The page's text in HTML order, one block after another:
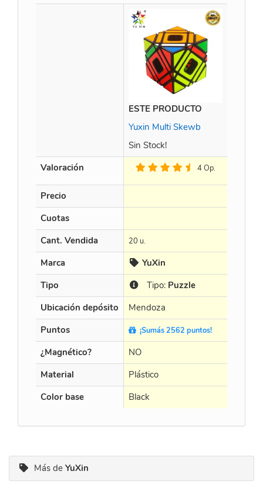
ESTE PRODUCTO
Yuxin Multi Skewb
Sin Stock!
Valoración 4 Op.
Precio
Cuotas
Cant. Vendida 20 u.
Marca YuXin
Tipo
Tipo: Puzzle
Ubicación depósito
Mendoza
Puntos
¡Sumás 2562 puntos!
¿Magnético? NO
Material
Plástico
Color base
Black
Más de YuXin